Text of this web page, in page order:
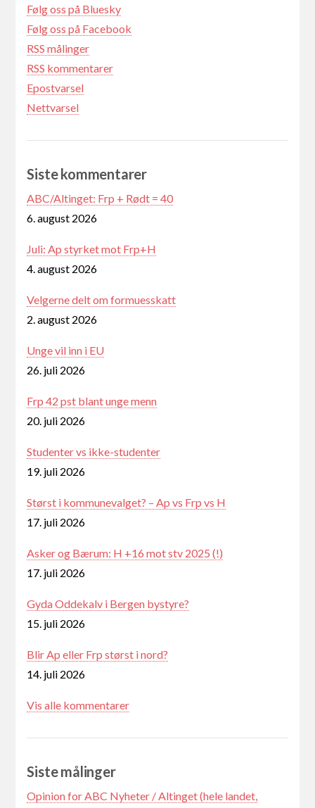
Følg oss på Bluesky
Følg oss på Facebook
RSS målinger
RSS kommentarer
Epostvarsel
Nettvarsel
Siste kommentarer
ABC/Altinget: Frp + Rødt = 40
6. august 2026
Juli: Ap styrket mot Frp+H
4. august 2026
Velgerne delt om formuesskatt
2. august 2026
Unge vil inn i EU
26. juli 2026
Frp 42 pst blant unge menn
20. juli 2026
Studenter vs ikke-studenter
19. juli 2026
Størst i kommunevalget? – Ap vs Frp vs H
17. juli 2026
Asker og Bærum: H +16 mot stv 2025 (!)
17. juli 2026
Gyda Oddekalv i Bergen bystyre?
15. juli 2026
Blir Ap eller Frp størst i nord?
14. juli 2026
Vis alle kommentarer
Siste målinger
Opinion for ABC Nyheter / Altinget (hele landet,